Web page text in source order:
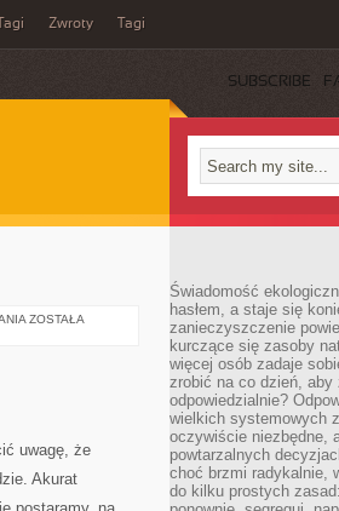
Tagi Zwroty Tagi
SUBSCRIBE
JAK
ZOSTAŁA
uwagę, że
Akurat
Świadomość
hasłem, a staje się
zanieczyszczenie
kurczące się zasoby
więcej osób zadaje
zrobić na co dzień, aby
odpowiedzialnie?
wielkich systemowych
oczywiście niezbędne,
powtarzalnych
choć brzmi radykalnie,
do kilku prostych